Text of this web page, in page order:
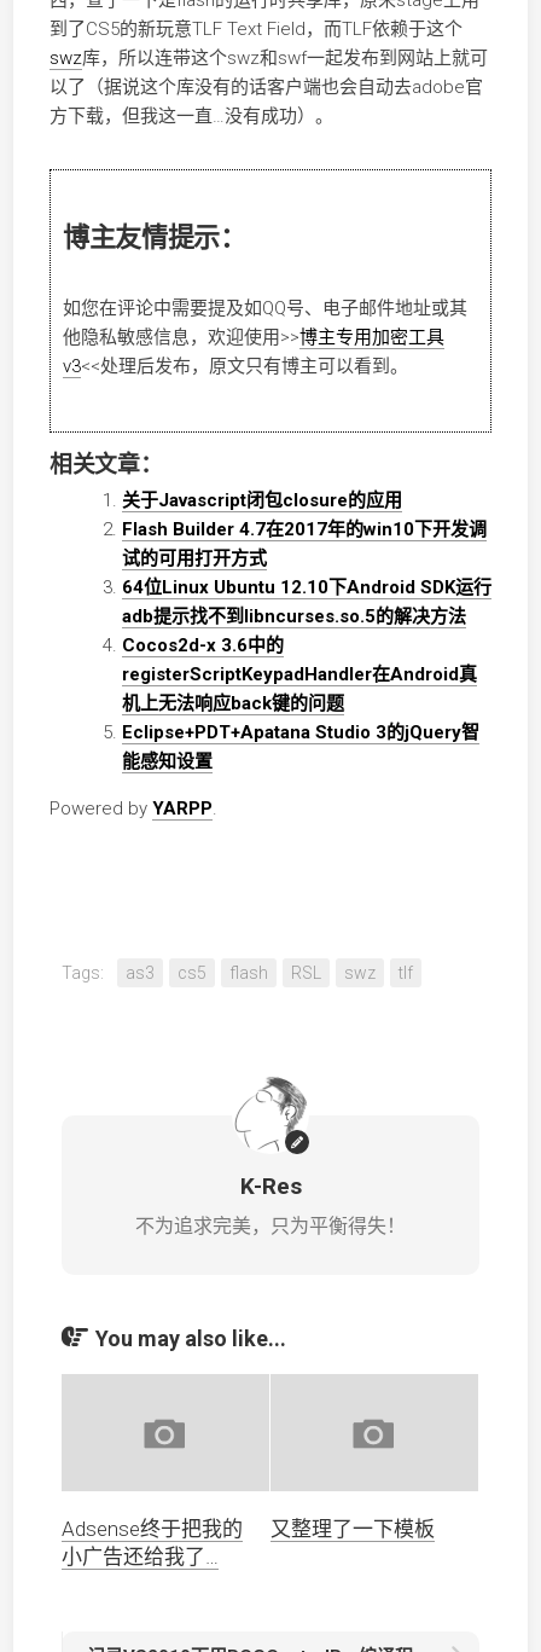
到了CS5的新玩意TLF Text Field，而TLF依赖于这个
swz库，所以连带这个swz和swf一起发布到网站上就可
以了（据说这个库没有的话客户端也会自动去adobe官
方下载，但我这一直…没有成功）。
博主友情提示：
如您在评论中需要提及如QQ号、电子邮件地址或其
他隐私敏感信息，欢迎使用>>博主专用加密工具
v3<<处理后发布，原文只有博主可以看到。
相关文章：
关于Javascript闭包closure的应用
Flash Builder 4.7在2017年的win10下开发调
试的可用打开方式
64位Linux Ubuntu 12.10下Android SDK运行
adb提示找不到libncurses.so.5的解决方法
Cocos2d-x 3.6中的
registerScriptKeypadHandler在Android真
机上无法响应back键的问题
Eclipse+PDT+Apatana Studio 3的jQuery智
能感知设置
Powered by YARPP.
Tags: as3 cs5 flash RSL swz tlf
K-Res
不为追求完美，只为平衡得失！
You may also like...
Adsense终于把我的
小广告还给我了…
又整理了一下模板